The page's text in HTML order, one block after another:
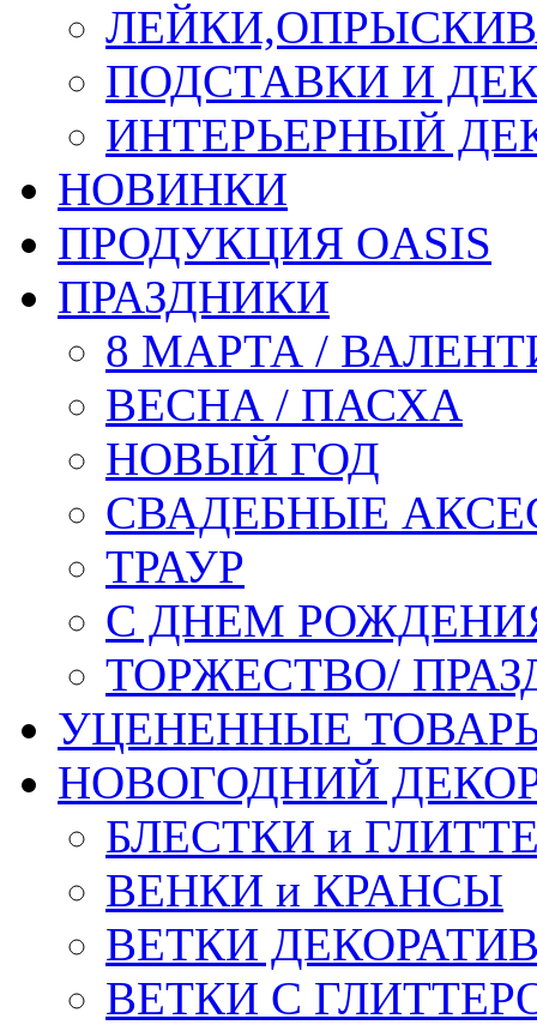
ПОДСТАВКИ И
ИНТЕРЬЕРНЫЙ
НОВИНКИ
ПРОДУКЦИЯ OASIS
ПРАЗДНИКИ
8 МАРТА /
ВЕСНА / ПАСХА
НОВЫЙ ГОД
СВАДЕБНЫЕ
ТРАУР
С ДНЕМ
ТОРЖЕСТВО/
УЦЕНЕННЫЕ
НОВОГОДНИЙ
БЛЕСТКИ и
ВЕНКИ и КРАНСЫ
ВЕТКИ
ВЕТКИ С